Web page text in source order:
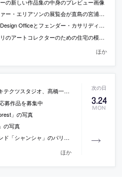
の新しい作品集の中身のプレビュー画像
リアソンの展覧会が直島の宮浦ギャラリー六区で開催
ー・カサリディス・アーキテクツによる、オーストラリアのホテルのインテリアの写真
アートコレクターのための住宅の模型写真
ほか
3.24
MON
talking」が8/ ART GALLERY/ Tomio Koyama Galleryで開催
募作品を募集中
」の写真
の写真
ャンシャ」のパリ店舗の写真
ほか